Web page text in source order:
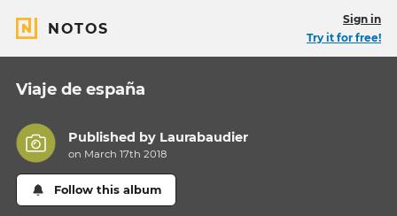
NOTOS
Sign in
Try it for free!
Viaje de españa
Published by Laurabaudier
on March 17th 2018
Follow this album